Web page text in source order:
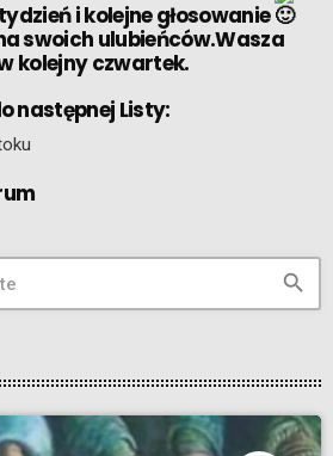
i kolejne głosowanie
swoich ulubieńców.Wasza
kolejny czwartek.
następnej Listy:
search